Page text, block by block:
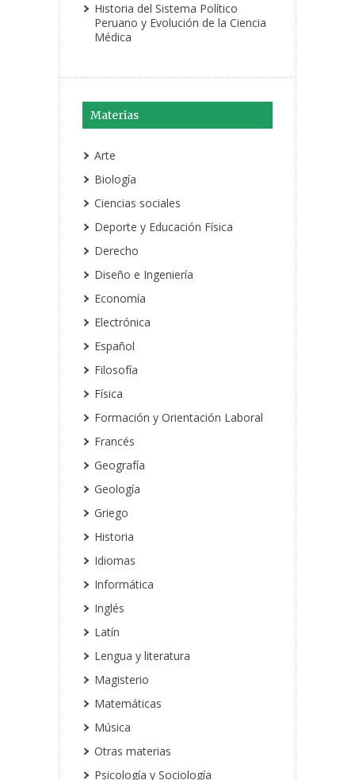
Historia del Sistema Político
Peruano y Evolución de la Ciencia
Médica
Materias
Arte
Biología
Ciencias sociales
Deporte y Educación Física
Derecho
Diseño e Ingeniería
Economía
Electrónica
Español
Filosofía
Física
Formación y Orientación Laboral
Francés
Geografía
Geología
Griego
Historia
Idiomas
Informática
Inglés
Latín
Lengua y literatura
Magisterio
Matemáticas
Música
Otras materias
Psicología y Sociología